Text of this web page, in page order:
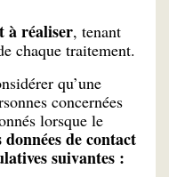
à réaliser, tenant
chaque traitement.
qu’une
concernées
lorsque le
de contact
suivantes :